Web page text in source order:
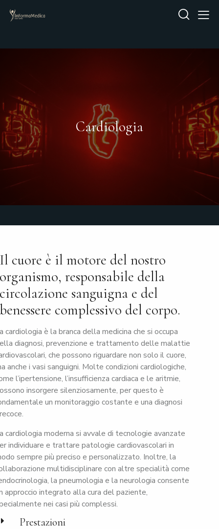
Cardiologia
Il cuore è il motore del nostro
organismo, responsabile della
circolazione sanguigna e del
benessere complessivo del corpo.
cardiologia è la branca della medicina che si occupa
diagnosi, prevenzione e trattamento delle malattie
che possono riguardare non solo il cuore,
anche i vasi sanguigni. Molte condizioni cardiologiche,
l’ipertensione, l’insufficienza cardiaca e le aritmie,
insorgere silenziosamente, per questo è
un monitoraggio costante e una diagnosi
cardiologia moderna si avvale di tecnologie avanzate
individuare e trattare patologie cardiovascolari in
sempre più preciso e personalizzato. Inoltre, la
multidisciplinare con altre specialità come
la pneumologia e la neurologia consente
approccio integrato alla cura del paziente,
nei casi più complessi.
Prestazioni